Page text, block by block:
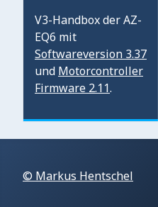
V3-Handbox der AZ-
EQ6 mit
Softwareversion 3.37
und Motorcontroller
Firmware 2.11.
© Markus Hentschel